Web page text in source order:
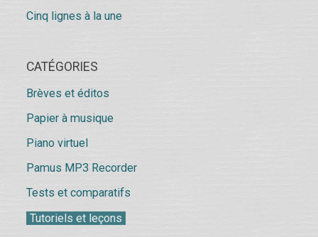
Cinq lignes à la une
CATÉGORIES
Brèves et éditos
Papier à musique
Piano virtuel
Pamus MP3 Recorder
Tests et comparatifs
Tutoriels et leçons